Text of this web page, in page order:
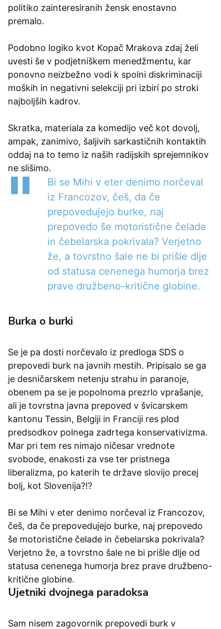
politiko zainteresiranih žensk enostavno
premalo.
Podobno logiko kvot Kopač Mrakova zdaj želi
uvesti še v podjetniškem menedžmentu, kar
ponovno neizbežno vodi k spolni diskriminaciji
moških in negativni selekciji pri izbiri po stroki
najboljših kadrov.
Skratka, materiala za komedijo več kot dovolj,
ampak, zanimivo, šaljivih sarkastičnih kontaktih
oddaj na to temo iz naših radijskih sprejemnikov
ne slišimo.
Bi se Mihi v eter denimo norčeval
iz Francozov, češ, da če
prepovedujejo burke, naj
prepovedo še motoristične čelade
in čebelarska pokrivala? Verjetno
že, a tovrstno šale ne bi prišle dlje
od statusa cenenega humorja brez
prave družbeno-kritične globine.
Burka o burki
Se je pa dosti norčevalo iz predloga SDS o
prepovedi burk na javnih mestih. Pripisalo se ga
je desničarskem netenju strahu in paranoje,
obenem pa se je popolnoma prezrlo vprašanje,
ali je tovrstna javna prepoved v švicarskem
kantonu Tessin, Belgiji in Franciji res plod
predsodkov polnega zadrtega konservativizma.
Mar pri tem res nimajo ničesar vrednote
svobode, enakosti za vse ter pristnega
liberalizma, po katerih te države slovijo precej
bolj, kot Slovenija?!?
Bi se Mihi v eter denimo norčeval iz Francozov,
češ, da če prepovedujejo burke, naj prepovedo
še motoristične čelade in čebelarska pokrivala?
Verjetno že, a tovrstno šale ne bi prišle dlje od
statusa cenenega humorja brez prave družbeno-
kritične globine.
Ujetniki dvojnega paradoksa
Sam nisem zagovornik prepovedi burk v